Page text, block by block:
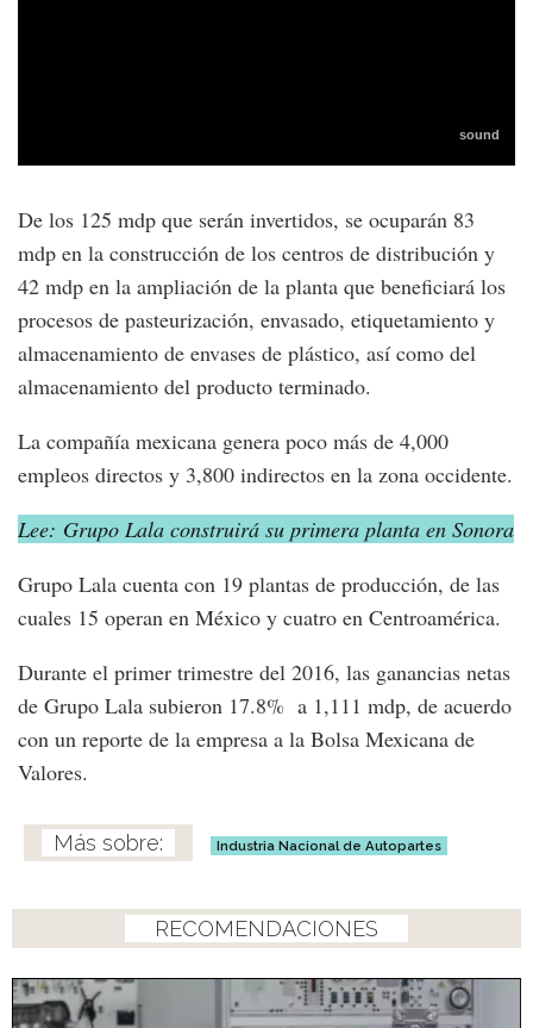
De los 125 mdp que serán invertidos, se ocuparán 83
mdp en la construcción de los centros de distribución y
42 mdp en la ampliación de la planta que beneficiará los
procesos de pasteurización, envasado, etiquetamiento y
almacenamiento de envases de plástico, así como del
almacenamiento del producto terminado.
La compañía mexicana genera poco más de 4,000
empleos directos y 3,800 indirectos en la zona occidente.
Lee: Grupo Lala construirá su primera planta en Sonora
Grupo Lala cuenta con 19 plantas de producción, de las
cuales 15 operan en México y cuatro en Centroamérica.
Durante el primer trimestre del 2016, las ganancias netas
de Grupo Lala subieron 17.8% a 1,111 mdp, de acuerdo
con un reporte de la empresa a la Bolsa Mexicana de
Valores.
Industria Nacional de Autopartes
RECOMENDACIONES